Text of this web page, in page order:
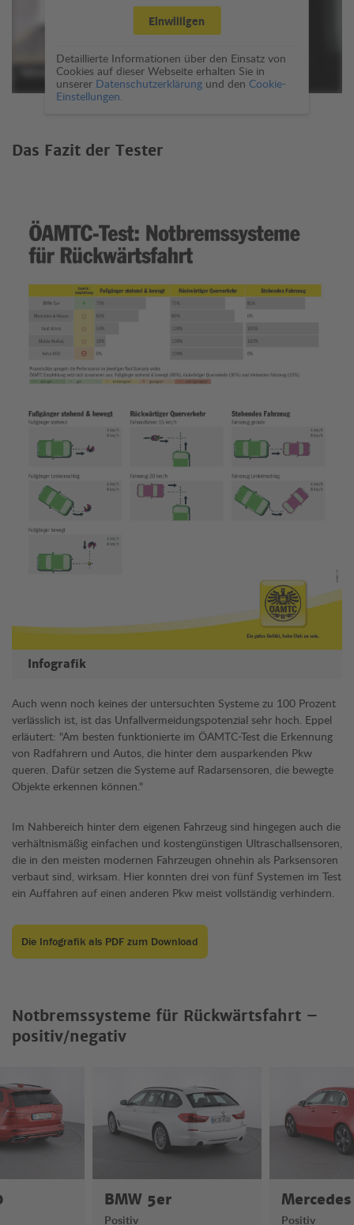
Einwilligen
Detaillierte Informationen über den Einsatz von
Cookies auf dieser Webseite erhalten Sie in
unserer Datenschutzerklärungund den Cookie-
Einstellungen.
Das Fazit der Tester
Infografik
Auch wenn noch keines der untersuchten Systeme zu 100 Prozent
verlässlich ist, ist das Unfallvermeidungspotenzial sehr hoch. Eppel
erläutert: "Am besten funktionierte im ÖAMTC-Test die Erkennung
von Radfahrern und Autos, die hinter dem ausparkenden Pkw
queren. Dafür setzen die Systeme auf Radarsensoren, die bewegte
Objekte erkennen können."
Im Nahbereich hinter dem eigenen Fahrzeug sind hingegen auch die
verhältnismäßig einfachen und kostengünstigen Ultraschallsensoren,
die in den meisten modernen Fahrzeugen ohnehin als Parksensoren
verbaut sind, wirksam. Hier konnten drei von fünf Systemen im Test
ein Auffahren auf einen anderen Pkw meist vollständig verhindern.
Die Infografik als PDF zum Download
Notbremssysteme für Rückwärtsfahrt –
positiv/negativ
BMW 5er
Positiv Positiv